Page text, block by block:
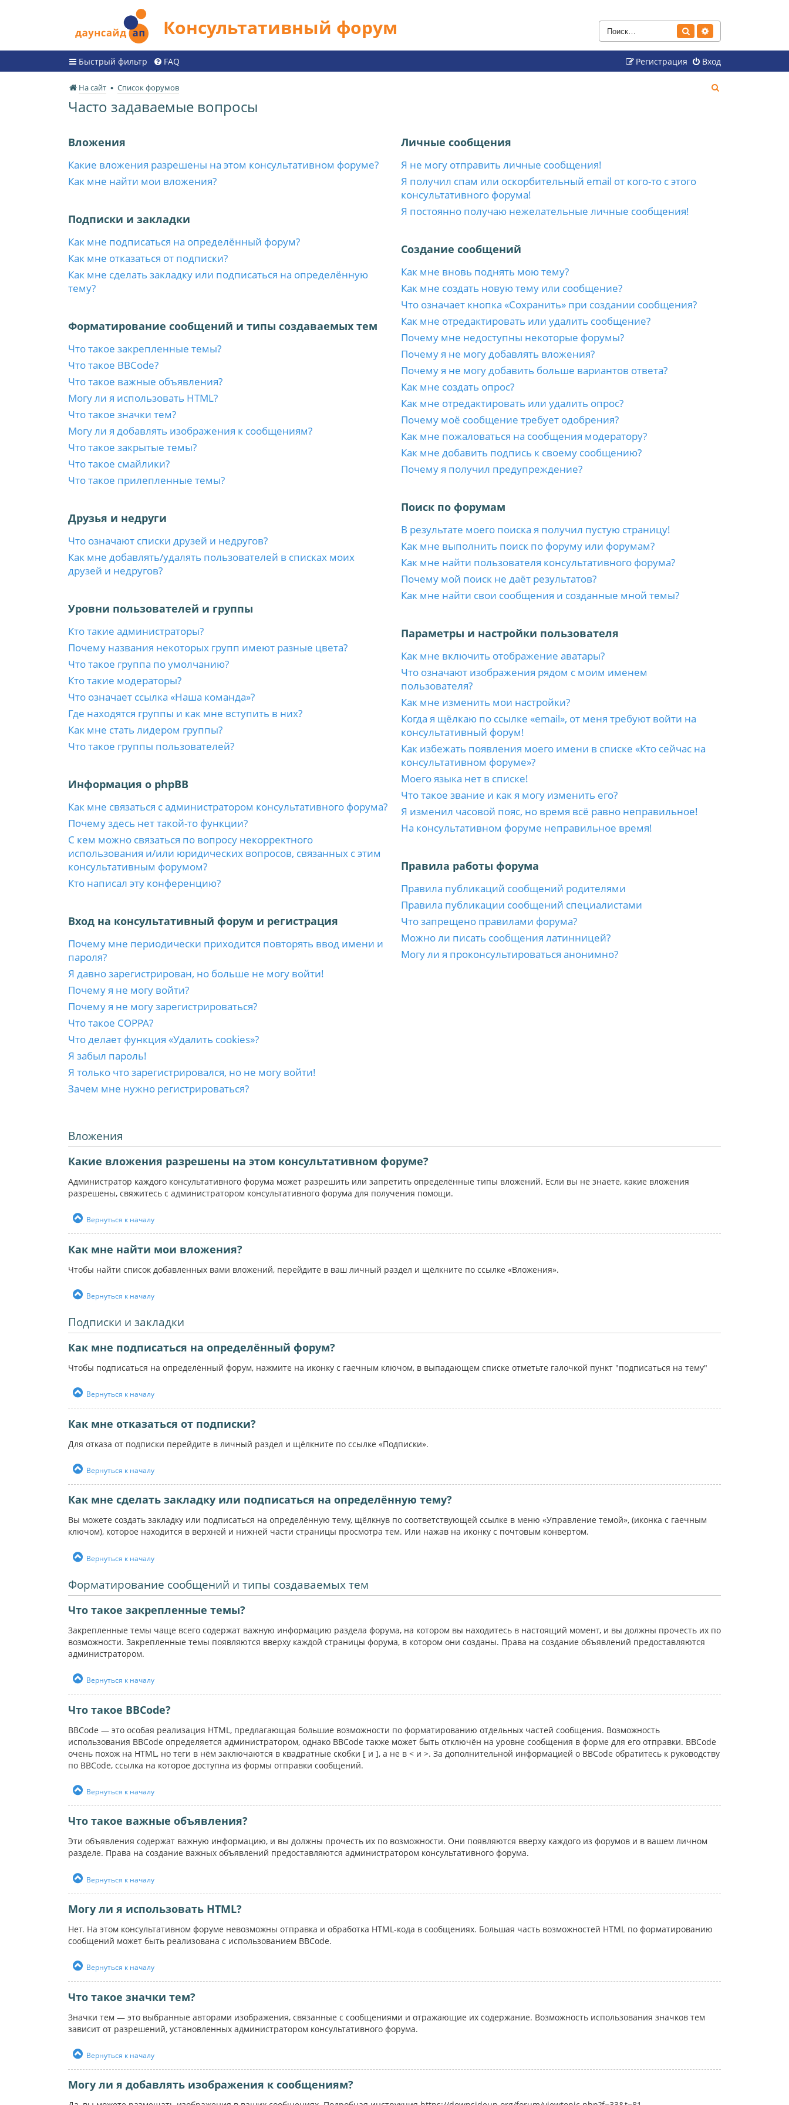
Консультативный форум Поиск
Быстрый фильтр FAQ Вход
Регистрация
На сайт Список форумов
Часто задаваемые вопросы
Вложения
Какие вложения разрешены на этом консультативном форуме?
Как мне найти мои вложения?
Подписки и закладки
Как мне подписаться на определённый форум?
Как мне отказаться от подписки?
Как мне сделать закладку или подписаться на определённую
тему?
Форматирование сообщений и типы создаваемых тем
Что такое закрепленные темы?
Что такое BBCode?
Что такое важные объявления?
Могу ли я использовать HTML?
Что такое значки тем?
Могу ли я добавлять изображения к сообщениям?
Что такое закрытые темы?
Что такое смайлики?
Что такое прилепленные темы?
Друзья и недруги
Что означают списки друзей и недругов?
Как мне добавлять/удалять пользователей в списках моих
друзей и недругов?
Уровни пользователей и группы
Кто такие администраторы?
Почему названия некоторых групп имеют разные цвета?
Что такое группа по умолчанию?
Кто такие модераторы?
Что означает ссылка «Наша команда»?
Где находятся группы и как мне вступить в них?
Как мне стать лидером группы?
Что такое группы пользователей?
Информация о phpBB
Как мне связаться с администратором консультативного форума?
Почему здесь нет такой-то функции?
С кем можно связаться по вопросу некорректного
использования и/или юридических вопросов, связанных с этим
консультативным форумом?
Кто написал эту конференцию?
Вход на консультативный форум и регистрация
Почему мне периодически приходится повторять ввод имени и
пароля?
Я давно зарегистрирован, но больше не могу войти!
Почему я не могу войти?
Почему я не могу зарегистрироваться?
Что такое COPPA?
Что делает функция «Удалить cookies»?
Я забыл пароль!
Я только что зарегистрировался, но не могу войти!
Зачем мне нужно регистрироваться?
Личные сообщения
Я не могу отправить личные сообщения!
Я получил спам или оскорбительный email от кого-то с этого
консультативного форума!
Я постоянно получаю нежелательные личные сообщения!
Создание сообщений
Как мне вновь поднять мою тему?
Как мне создать новую тему или сообщение?
Что означает кнопка «Сохранить» при создании сообщения?
Как мне отредактировать или удалить сообщение?
Почему мне недоступны некоторые форумы?
Почему я не могу добавлять вложения?
Почему я не могу добавить больше вариантов ответа?
Как мне создать опрос?
Как мне отредактировать или удалить опрос?
Почему моё сообщение требует одобрения?
Как мне пожаловаться на сообщения модератору?
Как мне добавить подпись к своему сообщению?
Почему я получил предупреждение?
Поиск по форумам
В результате моего поиска я получил пустую страницу!
Как мне выполнить поиск по форуму или форумам?
Как мне найти пользователя консультативного форума?
Почему мой поиск не даёт результатов?
Как мне найти свои сообщения и созданные мной темы?
Параметры и настройки пользователя
Как мне включить отображение аватары?
Что означают изображения рядом с моим именем
пользователя?
Как мне изменить мои настройки?
Когда я щёлкаю по ссылке «email», от меня требуют войти на
консультативный форум!
Как избежать появления моего имени в списке «Кто сейчас на
консультативном форуме»?
Моего языка нет в списке!
Что такое звание и как я могу изменить его?
Я изменил часовой пояс, но время всё равно неправильное!
На консультативном форуме неправильное время!
Правила работы форума
Правила публикаций сообщений родителями
Правила публикации сообщений специалистами
Что запрещено правилами форума?
Можно ли писать сообщения латинницей?
Могу ли я проконсультироваться анонимно?
Вложения
Какие вложения разрешены на этом консультативном форуме?
Администратор каждого консультативного форума может разрешить или запретить определённые типы вложений. Если вы не знаете, какие вложения
разрешены, свяжитесь с администратором консультативного форума для получения помощи.
Вернуться к началу
Как мне найти мои вложения?
Чтобы найти список добавленных вами вложений, перейдите в ваш личный раздел и щёлкните по ссылке «Вложения».
Вернуться к началу
Подписки и закладки
Как мне подписаться на определённый форум?
Чтобы подписаться на определённый форум, нажмите на иконку с гаечным ключом, в выпадающем списке отметьте галочкой пункт "подписаться на тему"
Вернуться к началу
Как мне отказаться от подписки?
Для отказа от подписки перейдите в личный раздел и щёлкните по ссылке «Подписки».
Вернуться к началу
Как мне сделать закладку или подписаться на определённую тему?
Вы можете создать закладку или подписаться на определённую тему, щёлкнув по соответствующей ссылке в меню «Управление темой», (иконка с гаечным
ключом), которое находится в верхней и нижней части страницы просмотра тем. Или нажав на иконку с почтовым конвертом.
Вернуться к началу
Форматирование сообщений и типы создаваемых тем
Что такое закрепленные темы?
Закрепленные темы чаще всего содержат важную информацию раздела форума, на котором вы находитесь в настоящий момент, и вы должны прочесть их по
возможности. Закрепленные темы появляются вверху каждой страницы форума, в котором они созданы. Права на создание объявлений предоставляются
администратором.
Вернуться к началу
Что такое BBCode?
BBCode — это особая реализация HTML, предлагающая большие возможности по форматированию отдельных частей сообщения. Возможность
использования BBCode определяется администратором, однако BBCode также может быть отключён на уровне сообщения в форме для его отправки. BBCode
очень похож на HTML, но теги в нём заключаются в квадратные скобки [ и ], а не в < и >. За дополнительной информацией о BBCode обратитесь к руководству
по BBCode, ссылка на которое доступна из формы отправки сообщений.
Вернуться к началу
Что такое важные объявления?
Эти объявления содержат важную информацию, и вы должны прочесть их по возможности. Они появляются вверху каждого из форумов и в вашем личном
разделе. Права на создание важных объявлений предоставляются администратором консультативного форума.
Вернуться к началу
Могу ли я использовать HTML?
Нет. На этом консультативном форуме невозможны отправка и обработка HTML-кода в сообщениях. Большая часть возможностей HTML по форматированию
сообщений может быть реализована с использованием BBCode.
Вернуться к началу
Что такое значки тем?
Значки тем — это выбранные авторами изображения, связанные с сообщениями и отражающие их содержание. Возможность использования значков тем
зависит от разрешений, установленных администратором консультативного форума.
Вернуться к началу
Могу ли я добавлять изображения к сообщениям?